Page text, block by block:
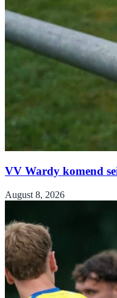
VV Wardy komend
August 8, 2026